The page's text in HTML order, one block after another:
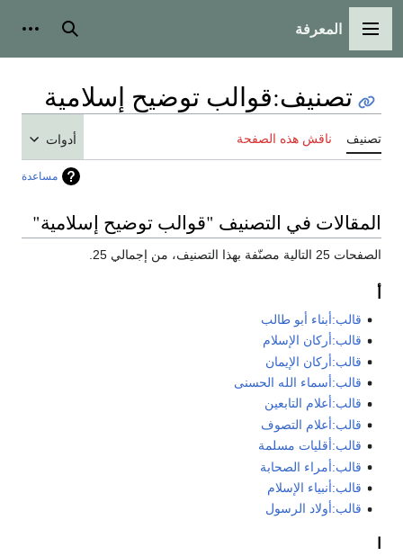
القائمة الرئيسية
المعرفة بحث
تصنيف:قوالب توضيح إسلامية
تصنيف ناقش هذه الصفحة أدوات
مساعدة
المقالات في التصنيف "قوالب توضيح إسلامية"
الصفحات 25 التالية مصنّفة بهذا التصنيف، من إجمالي 25.
قالب:أبناء أبو طالب
قالب:أركان الإسلام
قالب:أركان الإيمان
قالب:أسماء الله الحسنى
قالب:أعلام التابعين
قالب:أعلام التصوف
قالب:أقليات مسلمة
قالب:أمراء الصحابة
قالب:أنبياء الإسلام
قالب:أولاد الرسول